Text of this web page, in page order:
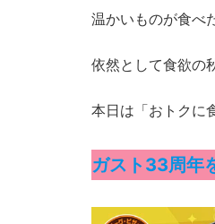
温かいものが食べ
依然として食欲の
本日は「おトクに
ガスト33周年